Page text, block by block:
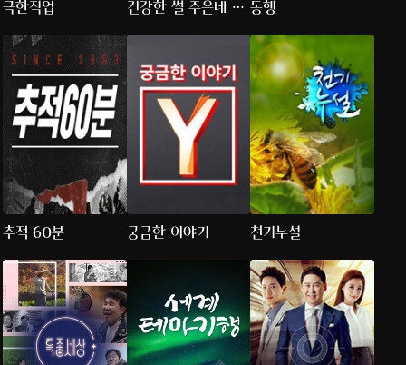
극한직업
건강한 썰 주은네 사
랑채
동행
추적 60분 궁금한 이야기 천기누설